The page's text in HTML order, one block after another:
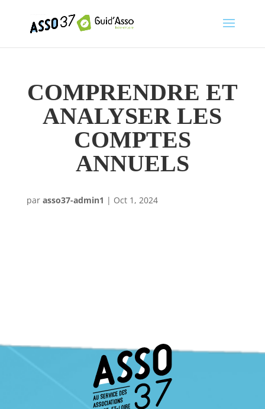
COMPRENDRE ET
ANALYSER LES
COMPTES
ANNUELS
par asso37-admin1 | Oct 1, 2024